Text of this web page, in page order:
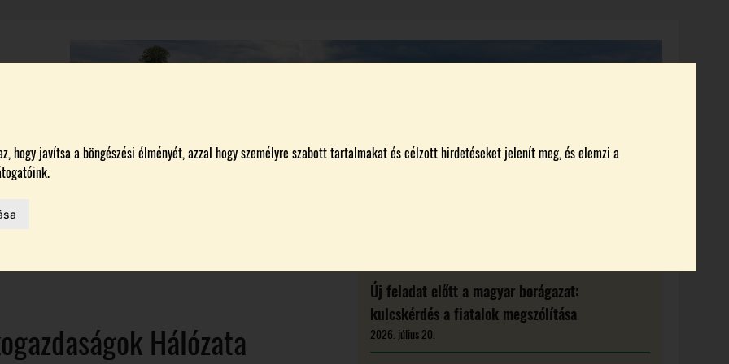
hogy javítsa a böngészési élményét, azzal hogy személyre szabott tartalmakat és célzott hirdetéseket jelenít meg, és elemzi a
BORÁSZATOK MAGYARORSZÁG LEGSZEBB SZŐLŐBIRTOKA 2026 KI KICSODA RENDEZVÉNYEK MAGAZIN
IDÉN
Hálózata
Új feladat előtt a magyar borágazat:
kulcskérdés a fiatalok megszólítása
2026. július 20.